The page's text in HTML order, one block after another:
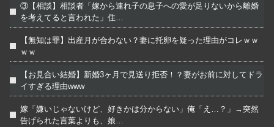
③【相談】相談者「嫁から連れ子の息子への愛が足りないから離婚
を考えてると言われた」住…
【無知は罪】出産月が合わない？妻に托卵を疑った理由がコレｗｗ
ｗｗ
【お見合い結婚】新婚3ヶ月で見送り拒否！？妻がお前に対してドラ
イすぎる理由www
嫁「嫌いじゃないけど、好きかは分からない」俺「え…？」→突然
告げられた言葉よりも、娘…